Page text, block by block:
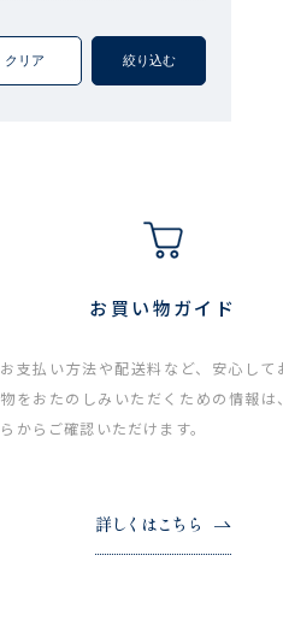
クリア 絞り込む
お買い物ガイド
お支払い方法や配送料など、安心して
物をおたのしみいただくための情報は
らからご確認いただけます。
詳しくはこちら